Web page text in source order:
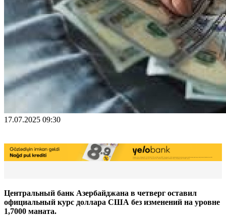
17.07.2025 09:30
Центральный банк Азербайджана в четверг оставил
официальный курс доллара США без изменений на уровне
1,7000 маната.